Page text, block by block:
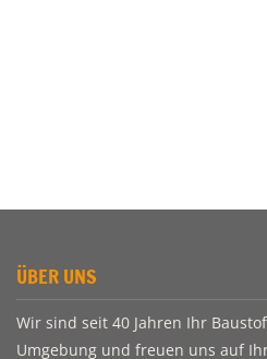
ÜBER UNS
Wir sind seit 40 Jahren Ihr
Umgebung und freuen uns auf